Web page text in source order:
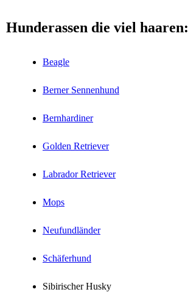
Hunderassen die viel haaren:
Beagle
Berner Sennenhund
Bernhardiner
Golden Retriever
Labrador Retriever
Mops
Neufundländer
Schäferhund
Sibirischer Husky